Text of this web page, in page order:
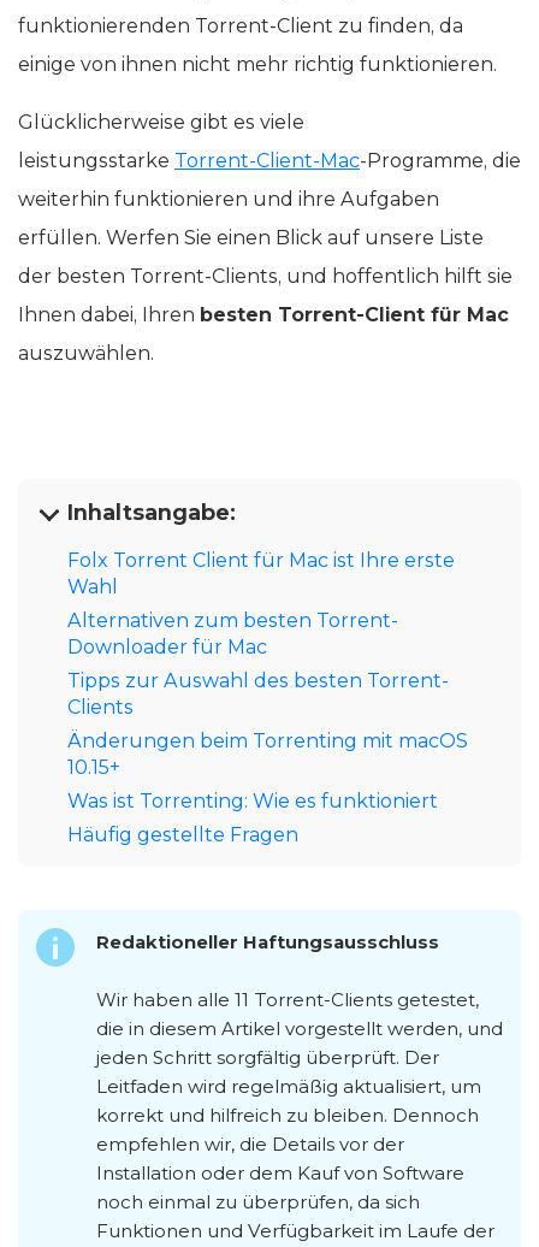
funktionierenden Torrent-Client zu finden, da
einige von ihnen nicht mehr richtig funktionieren.
Glücklicherweise gibt es viele
leistungsstarke Torrent-Client-Mac-Programme, die
weiterhin funktionieren und ihre Aufgaben
erfüllen. Werfen Sie einen Blick auf unsere Liste
der besten Torrent-Clients, und hoffentlich hilft sie
Ihnen dabei, Ihren besten Torrent-Client für Mac
auszuwählen.
Inhaltsangabe:
Folx Torrent Client für Mac ist Ihre erste
Wahl
Alternativen zum besten Torrent-
Downloader für Mac
Tipps zur Auswahl des besten Torrent-
Clients
Änderungen beim Torrenting mit macOS
10.15+
Was ist Torrenting: Wie es funktioniert
Häufig gestellte Fragen
Redaktioneller Haftungsausschluss
Wir haben alle 11 Torrent-Clients getestet,
die in diesem Artikel vorgestellt werden, und
jeden Schritt sorgfältig überprüft. Der
Leitfaden wird regelmäßig aktualisiert, um
korrekt und hilfreich zu bleiben. Dennoch
empfehlen wir, die Details vor der
Installation oder dem Kauf von Software
noch einmal zu überprüfen, da sich
Funktionen und Verfügbarkeit im Laufe der